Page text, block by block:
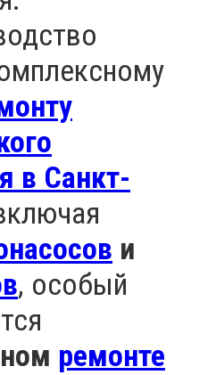
в Санкт-
и
, особый
ремонте